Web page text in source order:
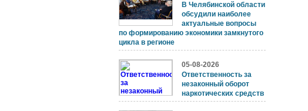
В Челябинской области
обсудили наиболее
актуальные вопросы
по формированию экономики замкнутого
цикла в регионе
05-08-2026
Ответственность за
незаконный оборот
наркотических средств